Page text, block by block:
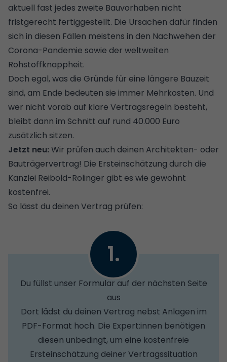
aktuell fast jedes zweite Bauvorhaben nicht
fristgerecht fertiggestellt. Die Ursachen dafür finden
sich in diesen Fällen meistens in den Nachwehen der
Corona-Pandemie sowie der weltweiten
Rohstoffknappheit.
Doch egal, was die Gründe für eine längere Bauzeit
sind, am Ende bedeuten sie immer Mehrkosten. Und
wer nicht vorab auf klare Vertragsregeln besteht,
bleibt dann im Schnitt auf rund 40.000 Euro
zusätzlich sitzen.
Jetzt neu: Wir prüfen auch deinen Architekten- oder
Bauträgervertrag! Die Ersteinschätzung durch die
Kanzlei Reibold-Rolinger gibt es wie gewohnt
kostenfrei.
So lässt du deinen Vertrag prüfen:
1.
Du füllst unser Formular auf der nächsten Seite
aus
Dort lädst du deinen Vertrag nebst Anlagen im
PDF-Format hoch. Die Expert:innen benötigen
diesen unbedingt, um eine kostenfreie
Ersteinschätzung deiner Vertragssituation